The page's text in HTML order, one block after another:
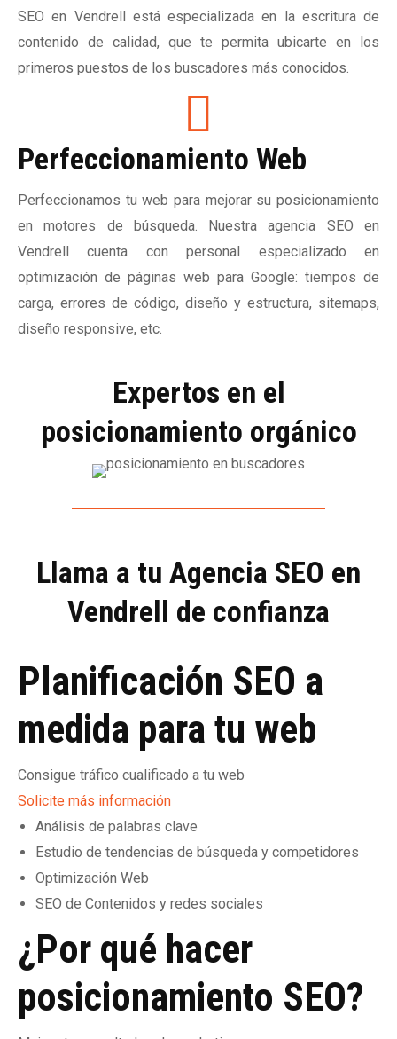
SEO en Vendrell está especializada en la escritura de
contenido de calidad, que te permita ubicarte en los
primeros puestos de los buscadores más conocidos.
Perfeccionamiento Web
Perfeccionamos tu web para mejorar su posicionamiento
en motores de búsqueda. Nuestra agencia SEO en
Vendrell cuenta con personal especializado en
optimización de páginas web para Google: tiempos de
carga, errores de código, diseño y estructura, sitemaps,
diseño responsive, etc.
Expertos en el
posicionamiento orgánico
Llama a tu Agencia SEO en
Vendrell de confianza
Planificación SEO a
medida para tu web
Consigue tráfico cualificado a tu web
Solicite más información
Análisis de palabras clave
Estudio de tendencias de búsqueda y competidores
Optimización Web
SEO de Contenidos y redes sociales
¿Por qué hacer
posicionamiento SEO?